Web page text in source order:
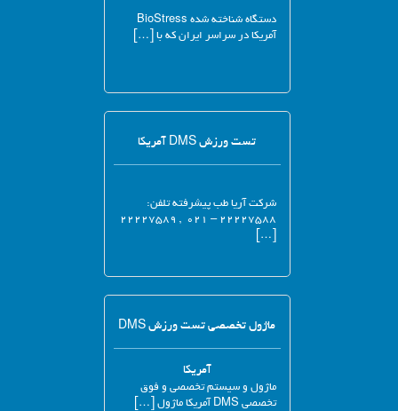
دستگاه شناخته شده BioStress
آمریکا در سراسر ایران که با […]
تست ورزش DMS آمریکا
شرکت آریا طب پیشرفته تلفن:
۲۲۲۲۷۵۸۸ – ۰۲۱ , ۲۲۲۲۷۵۸۹
[…]
ماژول تخصصی تست ورزش DMS
آمریکا
ماژول و سیستم تخصصی و فوق
تخصصی DMS آمریکا ماژول […]